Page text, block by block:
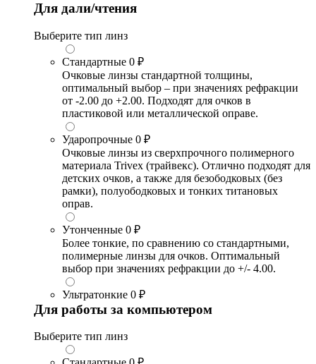
Для дали/чтения
Выберите тип линз
Стандартные 0 ₽
Очковые линзы стандартной толщины,
оптимальный выбор – при значениях рефракции
от -2.00 до +2.00. Подходят для очков в
пластиковой или металлической оправе.
Ударопрочные 0 ₽
Очковые линзы из сверхпрочного полимерного
материала Trivex (трайвекс). Отлично подходят для
детских очков, а также для безободковых (без
рамки), полуободковых и тонких титановых
оправ.
Утонченные 0 ₽
Более тонкие, по сравнению со стандартными,
полимерные линзы для очков. Оптимальный
выбор при значениях рефракции до +/- 4.00.
Ультратонкие 0 ₽
Для работы за компьютером
Выберите тип линз